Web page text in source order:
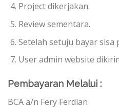
Project dikerjakan.
Review sementara.
Setelah setuju bayar sisa
User admin website
Pembayaran Melalui :
BCA a/n Fery Ferdian